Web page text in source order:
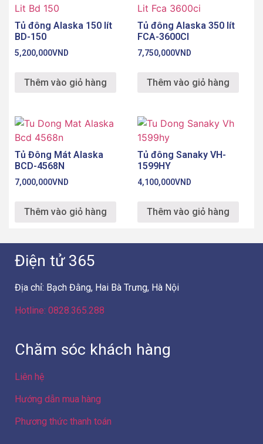
Tủ đông Alaska 150 lít
BD-150
5,200,000VND
Thêm vào giỏ hàng
Tủ đông Alaska 350 lít
FCA-3600CI
7,750,000VND
Thêm vào giỏ hàng
Tủ Đông Mát Alaska
BCD-4568N
7,000,000VND
Thêm vào giỏ hàng
Tủ đông Sanaky VH-
1599HY
4,100,000VND
Thêm vào giỏ hàng
Điện tử 365
Địa chỉ: Bạch Đằng, Hai Bà Trưng, Hà Nội
Hotline: 0828.365.288
Chăm sóc khách hàng
Liên hệ
Hướng dẫn mua hàng
Phương thức thanh toán